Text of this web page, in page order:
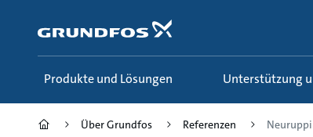
springen
Produkte und Lösungen Unterstützung
Über Grundfos Referenzen